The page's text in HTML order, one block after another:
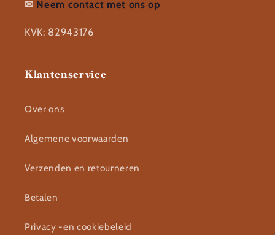
✉ Neem contact met ons op
KVK: 82943176
Klantenservice
Over ons
Algemene voorwaarden
Verzenden en retourneren
Betalen
Privacy -en cookiebeleid